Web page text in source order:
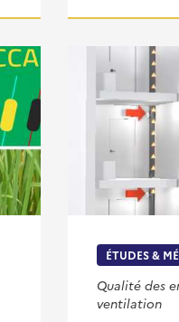
ÉTUDES &
Qualité des
ventilation